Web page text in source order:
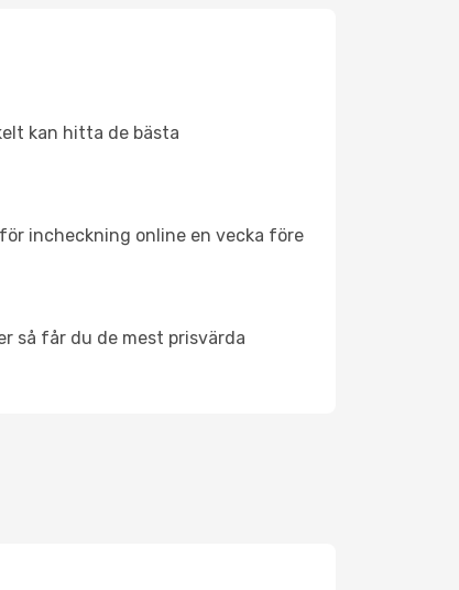
kan hitta de bästa
incheckning online en vecka före
så får du de mest prisvärda